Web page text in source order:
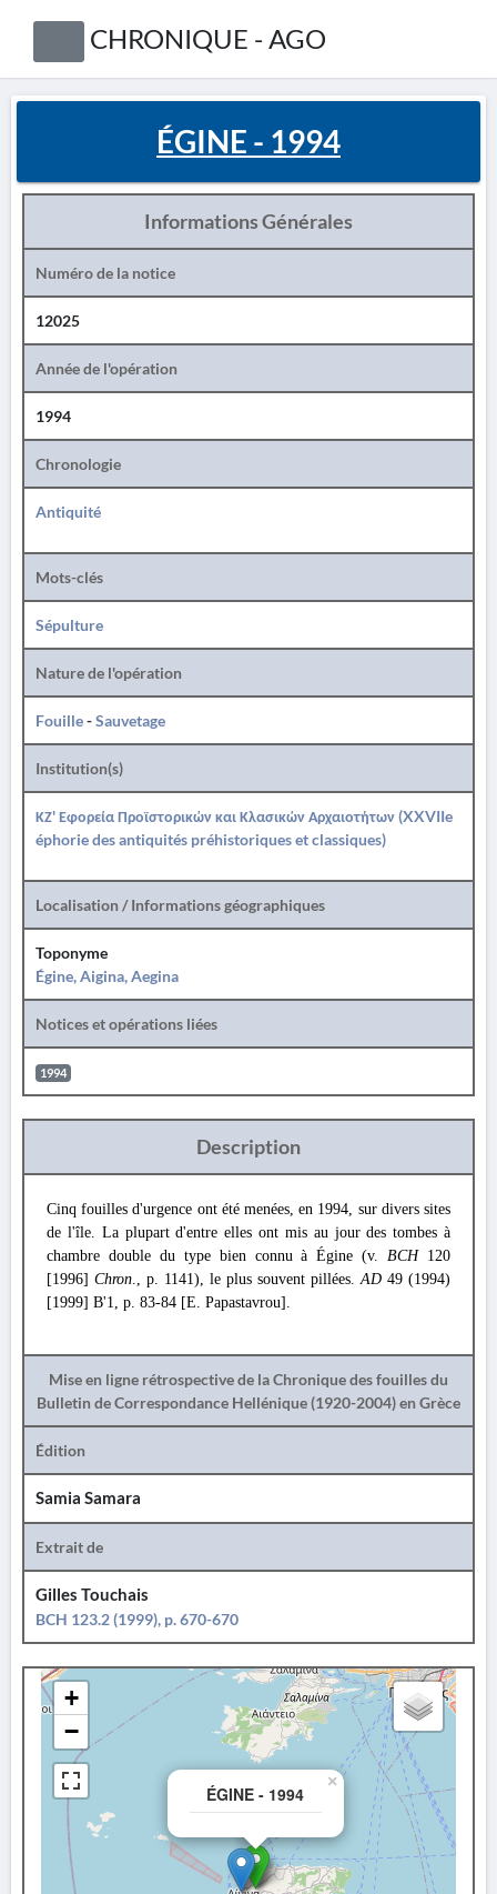
CHRONIQUE - AGO
ÉGINE - 1994
Informations Générales
Numéro de la notice
12025
Année de l'opération
1994
Chronologie
Antiquité
Mots-clés
Sépulture
Nature de l'opération
Fouille-Sauvetage
Institution(s)
ΚΖ' Εφορεία Προϊστορικών και Κλασικών Αρχαιοτήτων (XXVIIe
éphorie des antiquités préhistoriques et classiques)
Localisation / Informations géographiques
Toponyme
Égine, Aigina, Aegina
Notices et opérations liées
1994
Description
Cinq fouilles d'urgence ont été menées, en 1994, sur divers sites
de l'île. La plupart d'entre elles ont mis au jour des tombes à
chambre double du type bien connu à Égine (v.BCH120
[1996] Chron., p. 1141), le plus souvent pillées.AD 49 (1994)
[1999] Β'1, p. 83-84 [E. Papastavrou].
Mise en ligne rétrospective de la Chronique des fouilles du
Bulletin de Correspondance Hellénique (1920-2004) en Grèce
Édition
Samia Samara
Extrait de
Gilles Touchais
BCH 123.2 (1999), p. 670-670
ÉGINE - 1994
×
+
−